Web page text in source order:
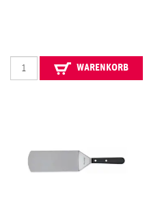
WARENKORB